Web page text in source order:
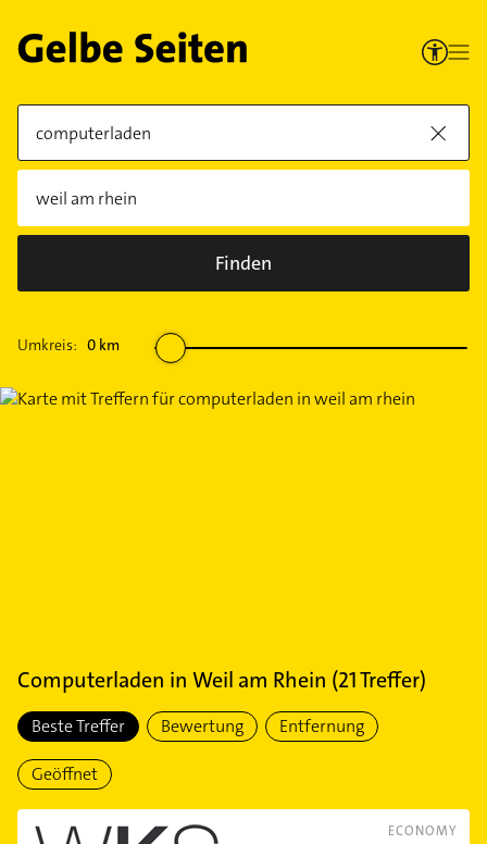
Finden
Umkreis: 0 km
Computerladen in Weil am Rhein (21Treffer)
Beste Treffer Bewertung Entfernung
Geöffnet
ECONOMY